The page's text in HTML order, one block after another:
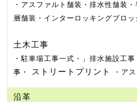
・アスファルト舗装・排水性舗装
層舗装・インターロッキングブロ
土木工事
・駐車場工事一式・」排水施設工
事・
ストリートプリント ・ア
沿革